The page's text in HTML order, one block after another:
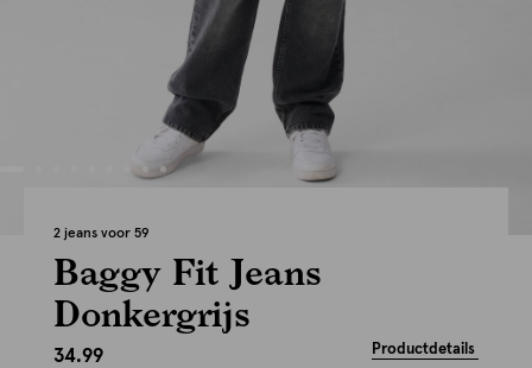
2 jeans voor 59
Baggy Fit Jeans
Donkergrijs
34.99 Productdetails